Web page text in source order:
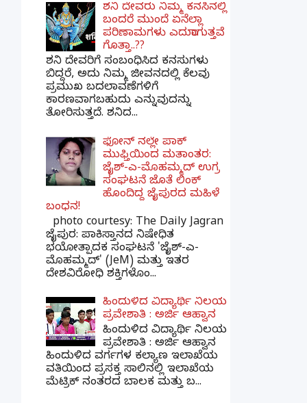
ಶನಿ ದೇವರು ನಿಮ್ಮ ಕನಸಿನಲ್ಲಿ
ಬಂದರೆ ಮುಂದೆ ಏನೆಲ್ಲಾ
ಪರಿಣಾಮಗಳು ಎದುರಾಗುತ್ತವೆ
ಗೊತ್ತಾ..??
ಶನಿ ದೇವರಿಗೆ ಸಂಬಂಧಿಸಿದ ಕನಸುಗಳು
ಬಿದ್ದರೆ, ಅದು ನಿಮ್ಮ ಜೀವನದಲ್ಲಿ ಕೆಲವು
ಪ್ರಮುಖ ಬದಲಾವಣೆಗಳಿಗೆ
ಕಾರಣವಾಗಬಹುದು ಎನ್ನುವುದನ್ನು
ತೋರಿಸುತ್ತದೆ. ಶನಿದ...
ಫೋನ್ ನಲ್ಲೇ ಪಾಕ್
ಮುಫ್ತಿಯಿಂದ ಮತಾಂತರ:
ಜೈಶ್-ಎ-ಮೊಹಮ್ಮದ್ ಉಗ್ರ
ಸಂಘಟನೆ ಜೊತೆ ಲಿಂಕ್
ಹೊಂದಿದ್ದ ಜೈಪುರದ ಮಹಿಳೆ
ಬಂಧನ!
photo courtesy: The Daily Jagran
ಜೈಪುರ: ಪಾಕಿಸ್ತಾನದ ನಿಷೇಧಿತ
ಭಯೋತ್ಪಾದಕ ಸಂಘಟನೆ 'ಜೈಶ್-ಎ-
ಮೊಹಮ್ಮದ್' (JeM) ಮತ್ತು ಇತರ
ದೇಶವಿರೋಧಿ ಶಕ್ತಿಗಳೊಂ...
ಹಿಂದುಳಿದ ವಿದ್ಯಾರ್ಥಿ ನಿಲಯ
ಪ್ರವೇಶಾತಿ : ಅರ್ಜಿ ಆಹ್ವಾನ
ಹಿಂದುಳಿದ ವಿದ್ಯಾರ್ಥಿ ನಿಲಯ
ಪ್ರವೇಶಾತಿ : ಅರ್ಜಿ ಆಹ್ವಾನ
ಹಿಂದುಳಿದ ವರ್ಗಗಳ ಕಲ್ಯಾಣ ಇಲಾಖೆಯ
ವತಿಯಿಂದ ಪ್ರಸಕ್ತ ಸಾಲಿನಲ್ಲಿ ಇಲಾಖೆಯ
ಮೆಟ್ರಿಕ್ ನಂತರದ ಬಾಲಕ ಮತ್ತು ಬ...